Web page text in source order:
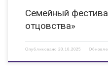
Семейный
отцовства»
Опубликовано 20.10.2025